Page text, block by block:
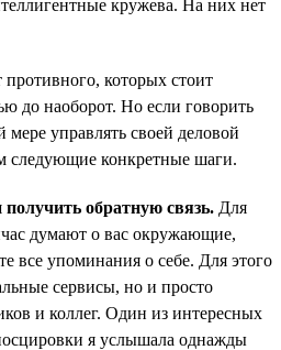
кружева. На них нет
которых стоит
до наоборот. Но если говорить
мере управлять своей деловой
следующие конкретные шаги.
обратную связь. Для
думают о вас окружающие,
все упоминания о себе. Для этого
сервисы, но и просто
и коллег. Один из интересных
я услышала однажды